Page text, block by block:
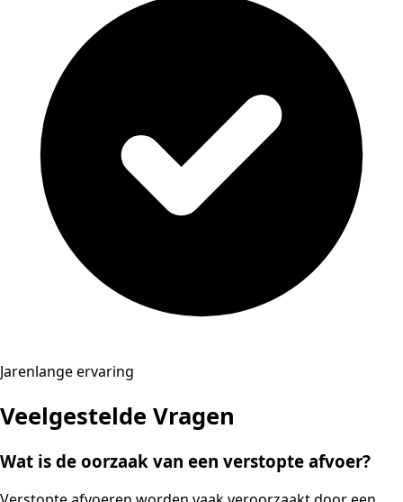
Jarenlange ervaring
Veelgestelde Vragen
Wat is de oorzaak van een verstopte afvoer?